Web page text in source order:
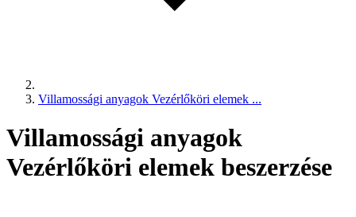
Villamossági anyagok Vezérlőköri elemek ...
Villamossági anyagok
Vezérlőköri elemek beszerzése